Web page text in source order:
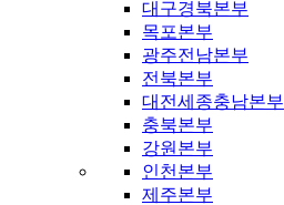
대구경북본부
목포본부
광주전남본부
전북본부
대전세종충남본부
충북본부
강원본부
인천본부
제주본부